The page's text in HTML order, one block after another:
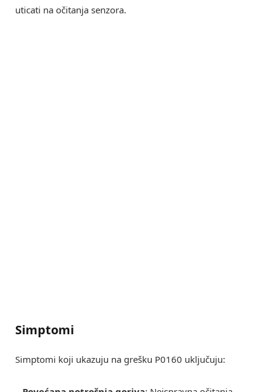
uticati na očitanja senzora.
Simptomi
Simptomi koji ukazuju na grešku P0160 uključuju: